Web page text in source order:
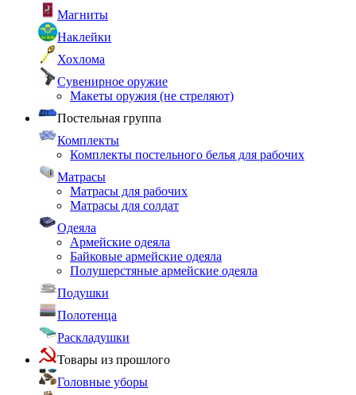
Магниты
Наклейки
Хохлома
Сувенирное оружие
Макеты оружия (не стреляют)
Постельная группа
Комплекты
Комплекты постельного белья для рабочих
Матрасы
Матрасы для рабочих
Матрасы для солдат
Одеяла
Армейские одеяла
Байковые армейские одеяла
Полушерстяные армейские одеяла
Подушки
Полотенца
Раскладушки
Товары из прошлого
Головные уборы